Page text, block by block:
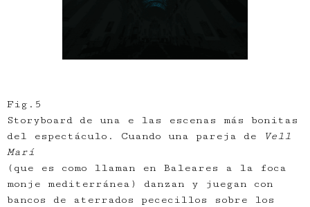
Fig.5
Storyboard de una e las escenas más bonitas
del espectáculo. Cuando una pareja de
Vell
Marí
(que es como llaman en Baleares a la foca
monje mediterránea) danzan y juegan con
bancos de aterrados pececillos sobre los